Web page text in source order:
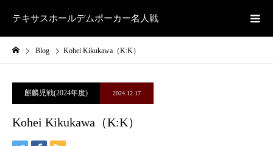
テキサスホールデムポーカー名人戦
Blog Kohei Kikukawa（K:K）
麒麟児戦(2024年度) 2024.12.17
Kohei Kikukawa（K:K）